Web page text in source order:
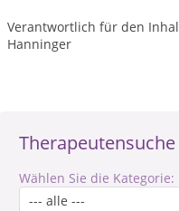
Therapeutensuche
Wählen Sie die Kategorie:
Verantwortlich für den
Hanninger